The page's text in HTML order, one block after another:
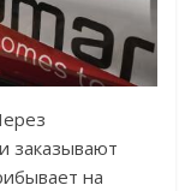
заказывают
на